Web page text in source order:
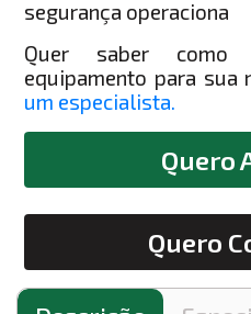
segurança operaciona
Quer saber como
equipamento para sua
um especialista.
Quero
Quero